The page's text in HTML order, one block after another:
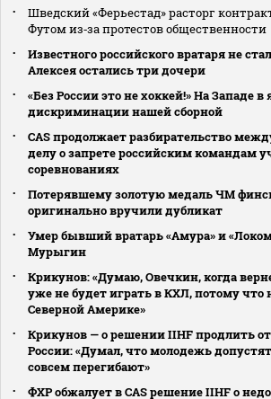
Шведский «Ферьестад» расторг
Футом из‑за протестов общественности
Известного российского вратаря не
Алексея остались три дочери
«Без России это не хоккей!» На Западе в
дискриминации нашей сборной
CAS продолжает разбирательство
делу о запрете российским командам
соревнованиях
Потерявшему золотую медаль ЧМ
оригинально вручили дубликат
Умер бывший вратарь «Амура» и
Мурыгин
Крикунов: «Думаю, Овечкин, когда
уже не будет играть в КХЛ, потому что
Северной Америке»
Крикунов — о решении IIHF продлить
России: «Думал, что молодежь
совсем перегибают»
ФХР обжалует в CAS решение IIHF о